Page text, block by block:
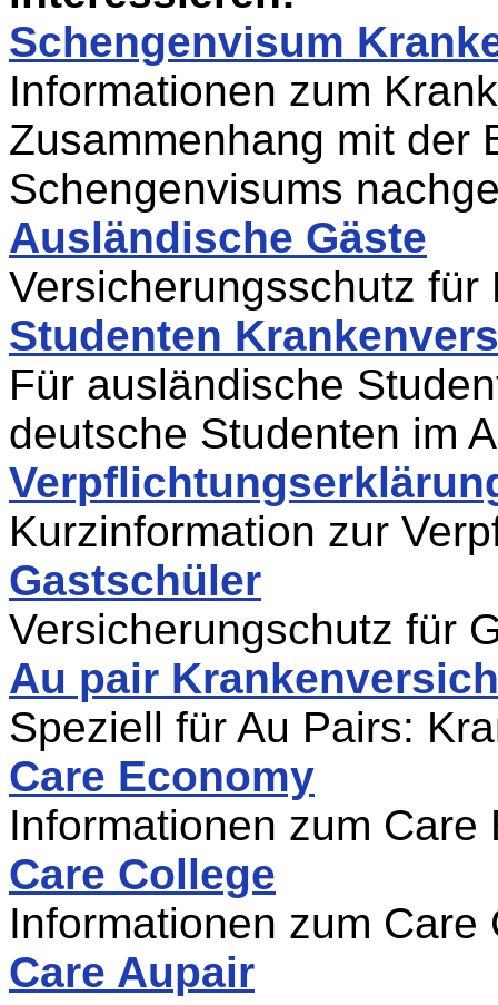
Schengenvisum
Informationen zum
Zusammenhang mit der
Schengenvisums
Ausländische Gäste
Versicherungsschutz
Studenten
Für ausländische
deutsche Studenten im
Kurzinformation zur
Gastschüler
Versicherungschutz für
Au pair
Speziell für Au Pairs:
Care Economy
Informationen zum Care
Care College
Informationen zum Care
Care Aupair